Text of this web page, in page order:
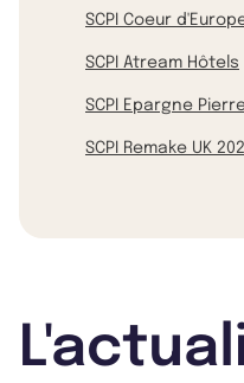
SCPI Coeur
SCPI Atream Hôtels
SCPI Epargne
SCPI Remake UK